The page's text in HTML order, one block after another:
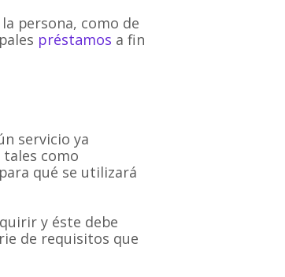
persona, como de
préstamos a fin
servicio ya
como
qué se utilizará
y éste debe
de requisitos que